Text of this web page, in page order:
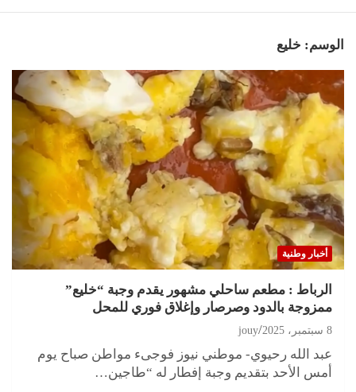
الوسم: خليع
أخبار وطنية
الرباط : مطعم ساحلي مشهور يقدم وجبة “خليع”
ممزوجة بالدود وصرصار وإغلاق فوري للمحل
8 سبتمبر، 2025 jouy
عبد الله رحيوي- موطني نيوز فوجىء مواطن صباح يوم
أمس الأحد بتقديم وجبة إفطار له “طاجين…